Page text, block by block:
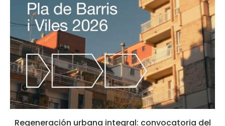
Regeneración urbana integral: convocatoria del